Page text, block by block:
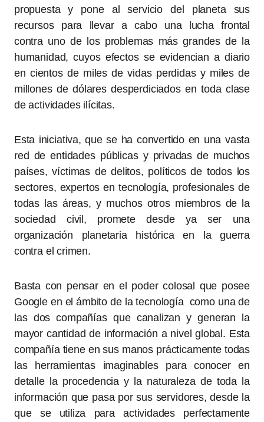
propuesta y pone al servicio del planeta sus
recursos para llevar a cabo una lucha frontal
contra uno de los problemas más grandes de la
humanidad, cuyos efectos se evidencian a diario
en cientos de miles de vidas perdidas y miles de
millones de dólares desperdiciados en toda clase
de actividades ilícitas.
Esta iniciativa, que se ha convertido en una vasta
red de entidades públicas y privadas de muchos
países, víctimas de delitos, políticos de todos los
sectores, expertos en tecnología, profesionales de
todas las áreas, y muchos otros miembros de la
sociedad civil, promete desde ya ser una
organización planetaria histórica en la guerra
contra el crimen.
Basta con pensar en el poder colosal que posee
Google en el ámbito de la tecnología como una de
las dos compañías que canalizan y generan la
mayor cantidad de información a nivel global. Esta
compañía tiene en sus manos prácticamente todas
las herramientas imaginables para conocer en
detalle la procedencia y la naturaleza de toda la
información que pasa por sus servidores, desde la
que se utiliza para actividades perfectamente